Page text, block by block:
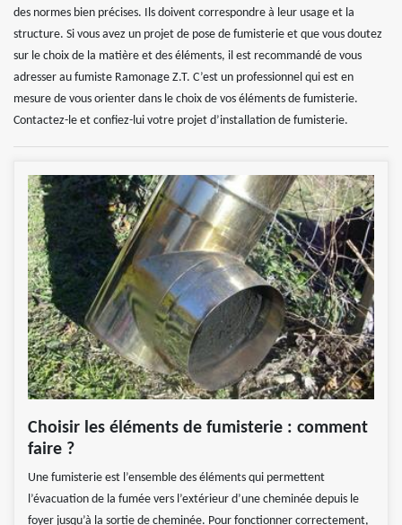
des normes bien précises. Ils doivent correspondre à leur usage et la
structure. Si vous avez un projet de pose de fumisterie et que vous doutez
sur le choix de la matière et des éléments, il est recommandé de vous
adresser au fumiste Ramonage Z.T. C’est un professionnel qui est en
mesure de vous orienter dans le choix de vos éléments de fumisterie.
Contactez-le et confiez-lui votre projet d’installation de fumisterie.
Choisir les éléments de fumisterie : comment
faire ?
Une fumisterie est l’ensemble des éléments qui permettent
l’évacuation de la fumée vers l’extérieur d’une cheminée depuis le
foyer jusqu’à la sortie de cheminée. Pour fonctionner correctement,